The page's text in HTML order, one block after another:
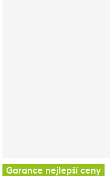
Garance nejlepší ceny